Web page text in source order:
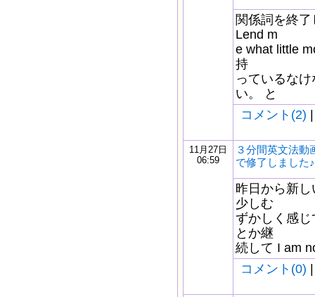
関係詞を終
Lend m
e what little
持
っているな
い。 と
コメント(2)
11月27日
06:59
３分間英文法動
で修了しました♪
昨日から新
少しむ
ずかしく感
とか継
続して I am
コメント(0)